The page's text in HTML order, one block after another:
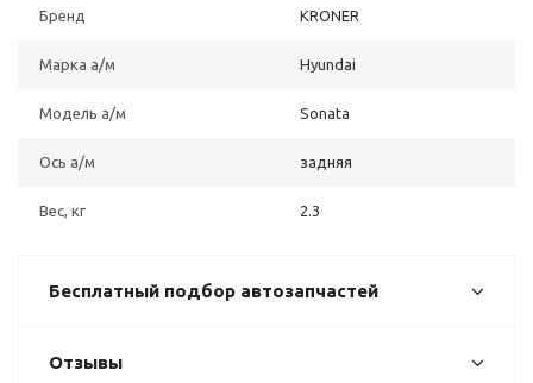
Бренд KRONER
Марка а/м Hyundai
Модель а/м Sonata
Ось а/м задняя
Вес, кг 2.3
Бесплатный подбор автозапчастей
Отзывы